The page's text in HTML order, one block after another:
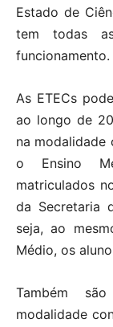
Estado de
tem todas
funcionamento.
As ETECs
ao longo de
na modalidade
o Ensino
matriculados
da Secretaria
seja, ao
Médio, os
Também
modalidade